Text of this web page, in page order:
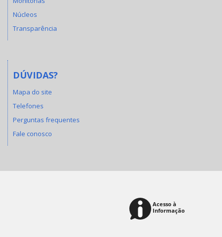
Núcleos
Transparência
DÚVIDAS?
Mapa do site
Telefones
Perguntas frequentes
Fale conosco